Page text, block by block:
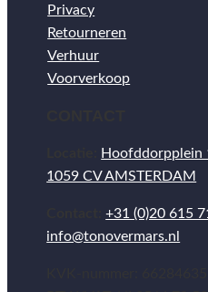
Privacy
Retourneren
Verhuur
Voorverkoop
Hoofddorpplein
1059 CV AMSTERDAM
+31 (0)20 615
info@tonovermars.nl